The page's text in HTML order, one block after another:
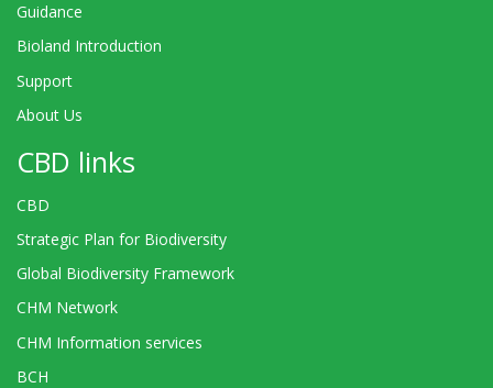
Guidance
Bioland Introduction
Support
About Us
CBD links
CBD
Strategic Plan for Biodiversity
Global Biodiversity Framework
CHM Network
CHM Information services
BCH